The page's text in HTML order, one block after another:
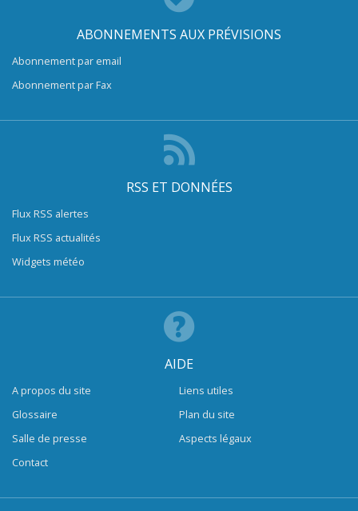
ABONNEMENTS AUX PRÉVISIONS
Abonnement par email
Abonnement par Fax
RSS ET DONNÉES
Flux RSS alertes
Flux RSS actualités
Widgets météo
AIDE
A propos du site
Glossaire
Salle de presse
Contact
Liens utiles
Plan du site
Aspects légaux